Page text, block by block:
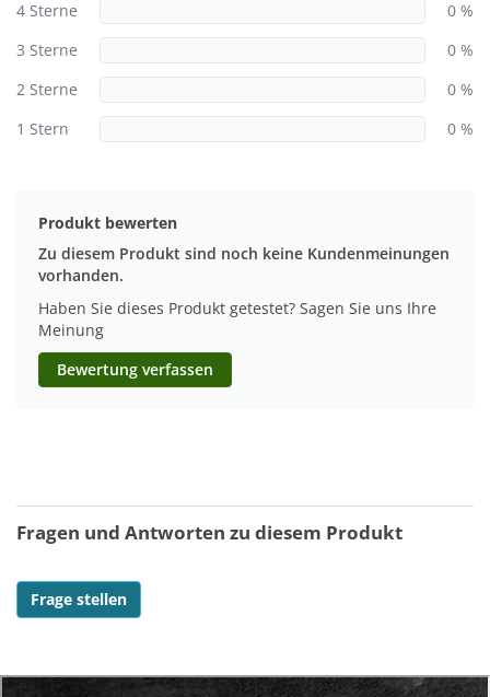
4 Sterne
0 %
3 Sterne
0 %
2 Sterne
0 %
1 Stern
0 %
Produkt bewerten
Zu diesem Produkt sind noch keine Kundenmeinungen
vorhanden.
Haben Sie dieses Produkt getestet? Sagen Sie uns Ihre
Meinung
Bewertung verfassen
Fragen und Antworten zu diesem Produkt
Frage stellen